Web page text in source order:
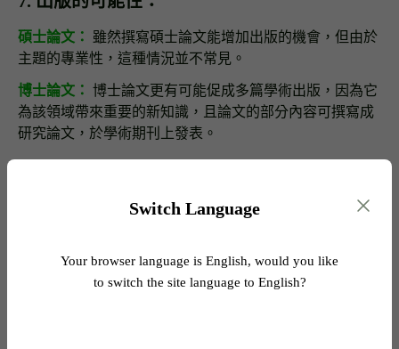
碩士論文：
雖然撰寫碩士論文能增加出版的機會，但由於
主題的專業性，這種情況並不常見。
博士論文： 博士論文更有可能促成多篇學術出版，因為它
為該領域帶來重要的新知識，且論文的部分內容可撰寫成
研究論文，於學術期刊上發表。
為了更清楚地說明術語和期望，我們可以探討人類學家如
何討論不同文化背景下，對於博士論文與碩士論文的要
Switch Language
Your browser language is English, would you like
to switch the site language to English?